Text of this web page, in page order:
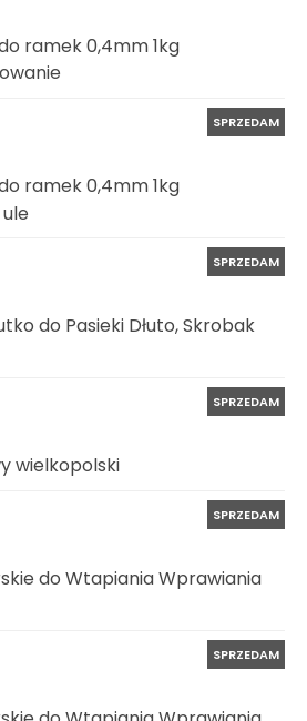
ramek 0,4mm 1kg
SPRZEDAM
ramek 0,4mm 1kg
SPRZEDAM
do Pasieki Dłuto, Skrobak
SPRZEDAM
wielkopolski
SPRZEDAM
do Wtapiania Wprawiania
SPRZEDAM